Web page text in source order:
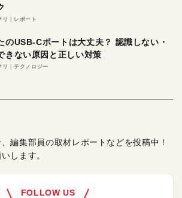
リ レポート
のUSB-Cポートは大丈夫？ 認識しない・
きない原因と正しい対策
リ テクノロジー
編集部員の取材レポートなどを投稿中！
します。
FOLLOW US